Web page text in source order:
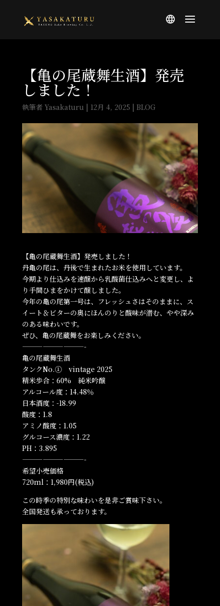
【亀の尾蔵舞生酒】発売
しました！
執筆者 Yasakaturu | 12月 4, 2025 | BLOG
【亀の尾蔵舞生酒】発売しました！
丹亀の尾は、丹後で生まれたお米を使用しています。
今期より仕込みを速醸から乳酸菌仕込みへと変更し、よ
り手間ひまをかけて醸しました。
今年の亀の尾第一号は、フレッシュさはそのままに、ス
イート＆ビターの奥にほんのりと酸味が潜む、やや深み
のある味わいです。
ぜひ、亀の尾蔵舞をお楽しみください。
—————————-
亀の尾蔵舞生酒
タンクNo.① vintage 2025
精米歩合：60% 純米吟醸
アルコール度：14.48％
日本酒度：-18.99
酸度：1.8
アミノ酸度：1.05
グルコース濃度：1.22
PH：3.895
—————————-
希望小売価格
720ml：1,980円(税込)
この時季の特別な味わいを是非ご賞味下さい。
全国発送も承っております。